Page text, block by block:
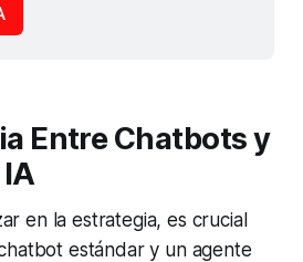
Entre Chatbots y
en la estrategia, es crucial
estándar y un agente